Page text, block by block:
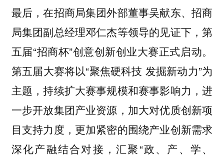
最后，在招商局集团外部董事吴献东、招商
局集团副总经理邓仁杰等领导的见证下，第
五届“招商杯”创意创新创业大赛正式启动。
第五届大赛将以“聚焦硬科技 发掘新动力”为
主题，持续扩大赛事规模和赛事影响力，进
一步开放集团产业资源，加大对优质创新项
目支持力度，更加紧密的围绕产业创新需求
深化产融结合对接，汇聚“政、产、学、